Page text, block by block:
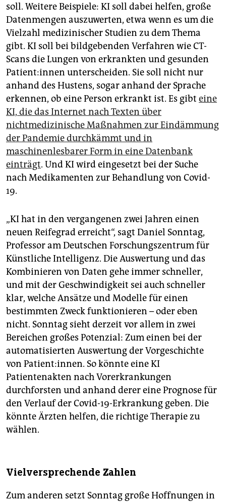
soll. Weitere Beispiele: KI soll dabei helfen, große
Datenmengen auszuwerten, etwa wenn es um die
Vielzahl medizinischer Studien zu dem Thema
gibt. KI soll bei bildgebenden Verfahren wie CT-
Scans die Lungen von erkrankten und gesunden
Pa­ti­en­t:in­nen unterscheiden. Sie soll nicht nur
anhand des Hustens, sogar anhand der Sprache
erkennen, ob eine Person erkrankt ist. Es gibt eine
KI, die das Internet nach Texten über
nichtmedizinische Maßnahmen zur Eindämmung
der Pandemie durchkämmt und in
maschinenlesbarer Form in eine Datenbank
einträgt. Und KI wird eingesetzt bei der Suche
nach Medikamenten zur Behandlung von Covid-
19.
„KI hat in den vergangenen zwei Jahren einen
neuen Reifegrad erreicht“, sagt Daniel Sonntag,
Professor am Deutschen Forschungszentrum für
Künstliche Intelligenz. Die Auswertung und das
Kombinieren von Daten gehe immer schneller,
und mit der Geschwindigkeit sei auch schneller
klar, welche Ansätze und Modelle für einen
bestimmten Zweck funktionieren – oder eben
nicht. Sonntag sieht derzeit vor allem in zwei
Bereichen großes Potenzial: Zum einen bei der
automatisierten Auswertung der Vorgeschichte
von Patient:innen. So könnte eine KI
Patientenakten nach Vorerkrankungen
durchforsten und anhand derer eine Prognose für
den Verlauf der Covid-19-Erkrankung geben. Die
könnte Ärzten helfen, die richtige Therapie zu
wählen.
Vielversprechende Zahlen
Zum anderen setzt Sonntag große Hoffnungen in